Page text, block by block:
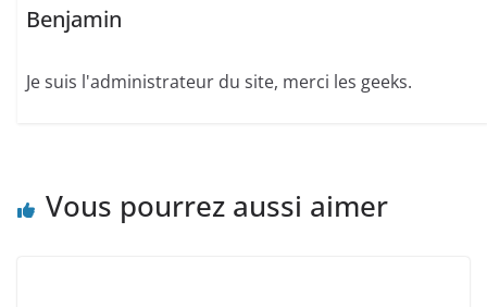
Benjamin
Je suis l'administrateur du site, merci les geeks.
Vous pourrez aussi aimer